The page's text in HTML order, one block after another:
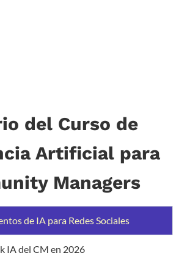
del Curso de
Artificial para
Managers
de IA para Redes Sociales
IA del CM en 2026